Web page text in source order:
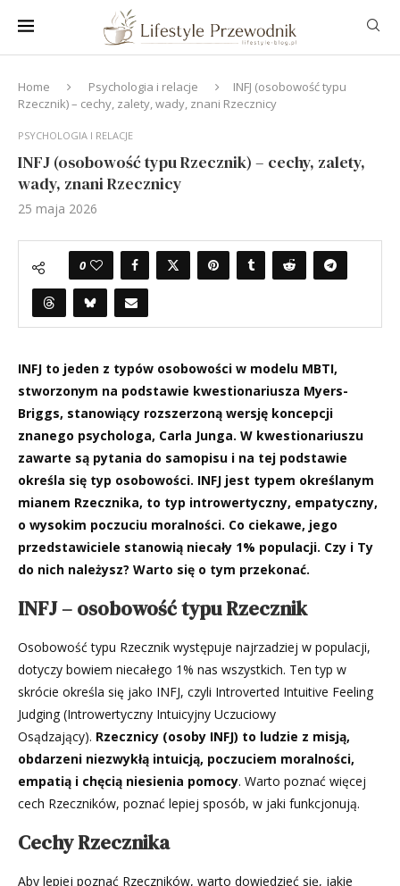
Home Psychologia i relacje
INFJ (osobowość typu
Rzecznik) – cechy, zalety, wady, znani Rzecznicy
PSYCHOLOGIA I RELACJE
INFJ (osobowość typu Rzecznik) – cechy, zalety,
wady, znani Rzecznicy
25 maja 2026
0
INFJ to jeden z typów osobowości w modelu MBTI,
stworzonym na podstawie kwestionariusza Myers-
Briggs, stanowiący rozszerzoną wersję koncepcji
znanego psychologa, Carla Junga. W kwestionariuszu
zawarte są pytania do samopisu i na tej podstawie
określa się typ osobowości. INFJ jest typem określanym
mianem Rzecznika, to typ introwertyczny, empatyczny,
o wysokim poczuciu moralności. Co ciekawe, jego
przedstawiciele stanowią niecały 1% populacji. Czy i Ty
do nich należysz? Warto się o tym przekonać.
INFJ – osobowość typu Rzecznik
Osobowość typu Rzecznik występuje najrzadziej w populacji,
dotyczy bowiem niecałego 1% nas wszystkich. Ten typ w
skrócie określa się jako INFJ, czyli Introverted Intuitive Feeling
Judging (Introwertyczny Intuicyjny Uczuciowy
Osądzający). Rzecznicy (osoby INFJ) to ludzie z misją,
obdarzeni niezwykłą intuicją, poczuciem moralności,
empatią i chęcią niesienia pomocy. Warto poznać więcej
cech Rzeczników, poznać lepiej sposób, w jaki funkcjonują.
Cechy Rzecznika
Aby lepiej poznać Rzeczników, warto dowiedzieć się, jakie